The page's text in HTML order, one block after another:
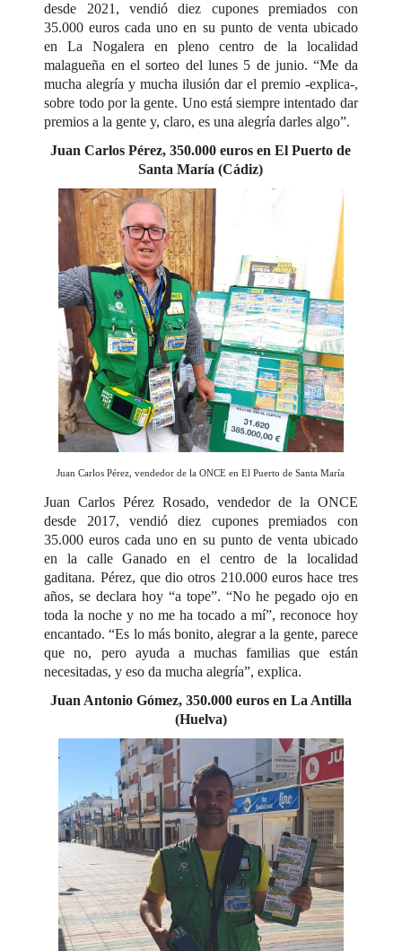
desde 2021, vendió diez cupones premiados con
35.000 euros cada uno en su punto de venta ubicado
en La Nogalera en pleno centro de la localidad
malagueña en el sorteo del lunes 5 de junio. “Me da
mucha alegría y mucha ilusión dar el premio -explica-,
sobre todo por la gente. Uno está siempre intentado dar
premios a la gente y, claro, es una alegría darles algo”.
Juan Carlos Pérez, 350.000 euros en El Puerto de
Santa María (Cádiz)
Juan Carlos Pérez, vendedor de la ONCE en El Puerto de Santa María
Juan Carlos Pérez Rosado, vendedor de la ONCE
desde 2017, vendió diez cupones premiados con
35.000 euros cada uno en su punto de venta ubicado
en la calle Ganado en el centro de la localidad
gaditana. Pérez, que dio otros 210.000 euros hace tres
años, se declara hoy “a tope”. “No he pegado ojo en
toda la noche y no me ha tocado a mí”, reconoce hoy
encantado. “Es lo más bonito, alegrar a la gente, parece
que no, pero ayuda a muchas familias que están
necesitadas, y eso da mucha alegría”, explica.
Juan Antonio Gómez, 350.000 euros en La Antilla
(Huelva)